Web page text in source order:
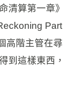
清算第一章》
Part
高階主管在尋
到這樣東西，